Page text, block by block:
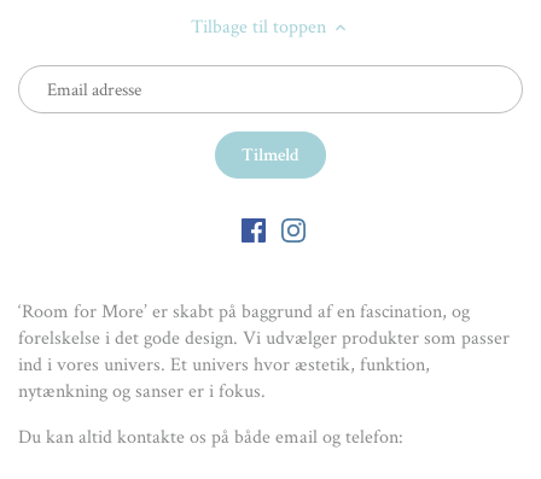
Tilbage til toppen
‘Room for More’ er skabt på baggrund af en fascination, og
forelskelse i det gode design. Vi udvælger produkter som passer
ind i vores univers. Et univers hvor æstetik, funktion,
nytænkning og sanser er i fokus.
Du kan altid kontakte os på både email og telefon: